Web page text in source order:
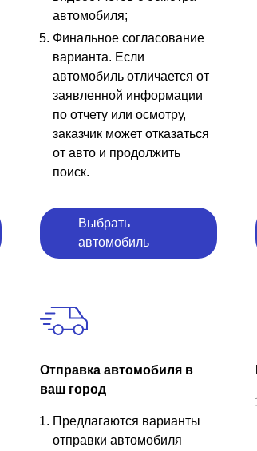
автомобиля;
Финальное согласование
варианта. Если
автомобиль отличается от
заявленной информации
по отчету или осмотру,
заказчик может отказаться
от авто и продолжить
поиск.
Выбрать
автомобиль
Отправка автомобиля в
ваш город
Предлагаются варианты
отправки автомобиля